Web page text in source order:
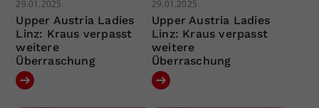
29.01.2025
Upper Austria Ladies
Linz: Kraus verpasst
weitere
Überraschung
29.01.2025
Upper Austria Ladies
Linz: Kraus verpasst
weitere
Überraschung